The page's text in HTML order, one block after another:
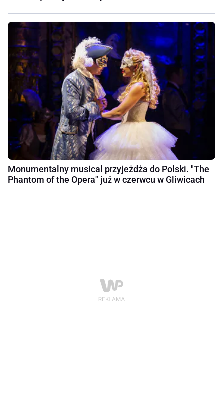
Monumentalny musical przyjeżdża do Polski. "The
Phantom of the Opera" już w czerwcu w Gliwicach